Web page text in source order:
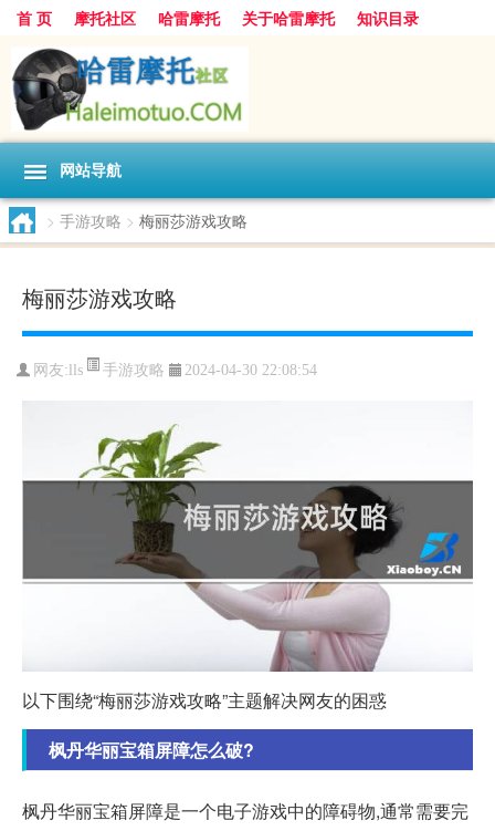
首 页 摩托社区 哈雷摩托 关于哈雷摩托 知识目录
网站导航
> 手游攻略 > 梅丽莎游戏攻略
梅丽莎游戏攻略
网友: lls 手游攻略 2024-04-30 22:08:54
以下围绕“梅丽莎游戏攻略”主题解决网友的困惑
枫丹华丽宝箱屏障怎么破?
枫丹华丽宝箱屏障是一个电子游戏中的障碍物,通常需要完